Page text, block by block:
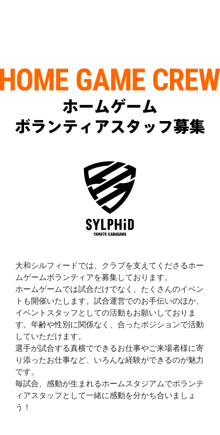
大和シルフィードでは、クラブを支えてくださるホー
ムゲームボランティアを募集しております。
ホームゲームでは試合だけでなく、たくさんのイベン
トも開催いたします。試合運営でのお手伝いのほか、
イベントスタッフとしての活動もお願いしておりま
す。年齢や性別に関係なく、合ったポジションで活動
していただけます。
選手が試合する真横でできるお仕事やご来場者様に寄
り添ったお仕事など、いろんな経験ができるのが魅力
です。
毎試合、感動が生まれるホームスタジアムでボランテ
ィアスタッフとして一緒に感動を分かち合いましょ
う！